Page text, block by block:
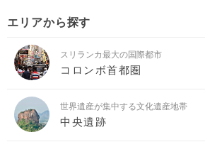
エリアから探す
スリランカ最大の国際都市
コロンボ首都圏
世界遺産が集中する文化遺産地帯
中央遺跡